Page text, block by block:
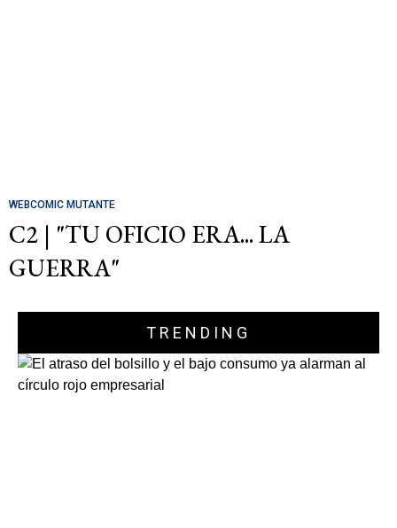
WEBCOMIC MUTANTE
C2 | "TU OFICIO ERA... LA
GUERRA"
TRENDING